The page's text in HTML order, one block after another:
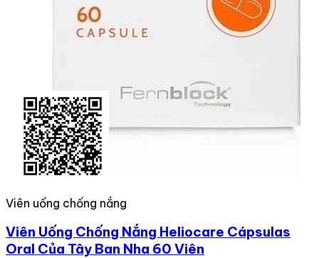
Viên uống chống nắng
Viên Uống Chống Nắng Heliocare Cápsulas
Oral Của Tây Ban Nha 60 Viên